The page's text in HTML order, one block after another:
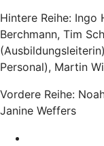
Hintere Reihe: Ingo
Berchmann, Tim
Personal), Martin
Vordere Reihe:
Janine Weffers